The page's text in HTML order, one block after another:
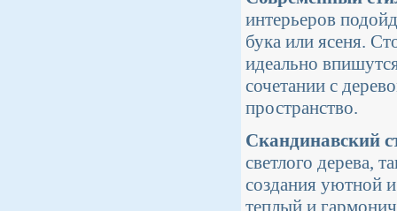
интерьеров
бука или ясеня.
идеально
сочетании с
пространство.
Скандинавский
светлого дерева,
создания уютной
теплый и